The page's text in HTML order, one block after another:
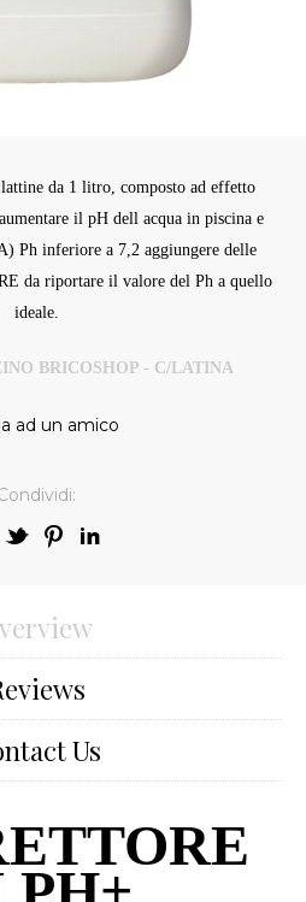
da 1 litro, composto ad effetto
il pH dell acqua in piscina e
Ph inferiore a 7,2 aggiungere delle
da riportare il valore del Ph a quello
ideale.
BRICOSHOP - C/LATINA
Us